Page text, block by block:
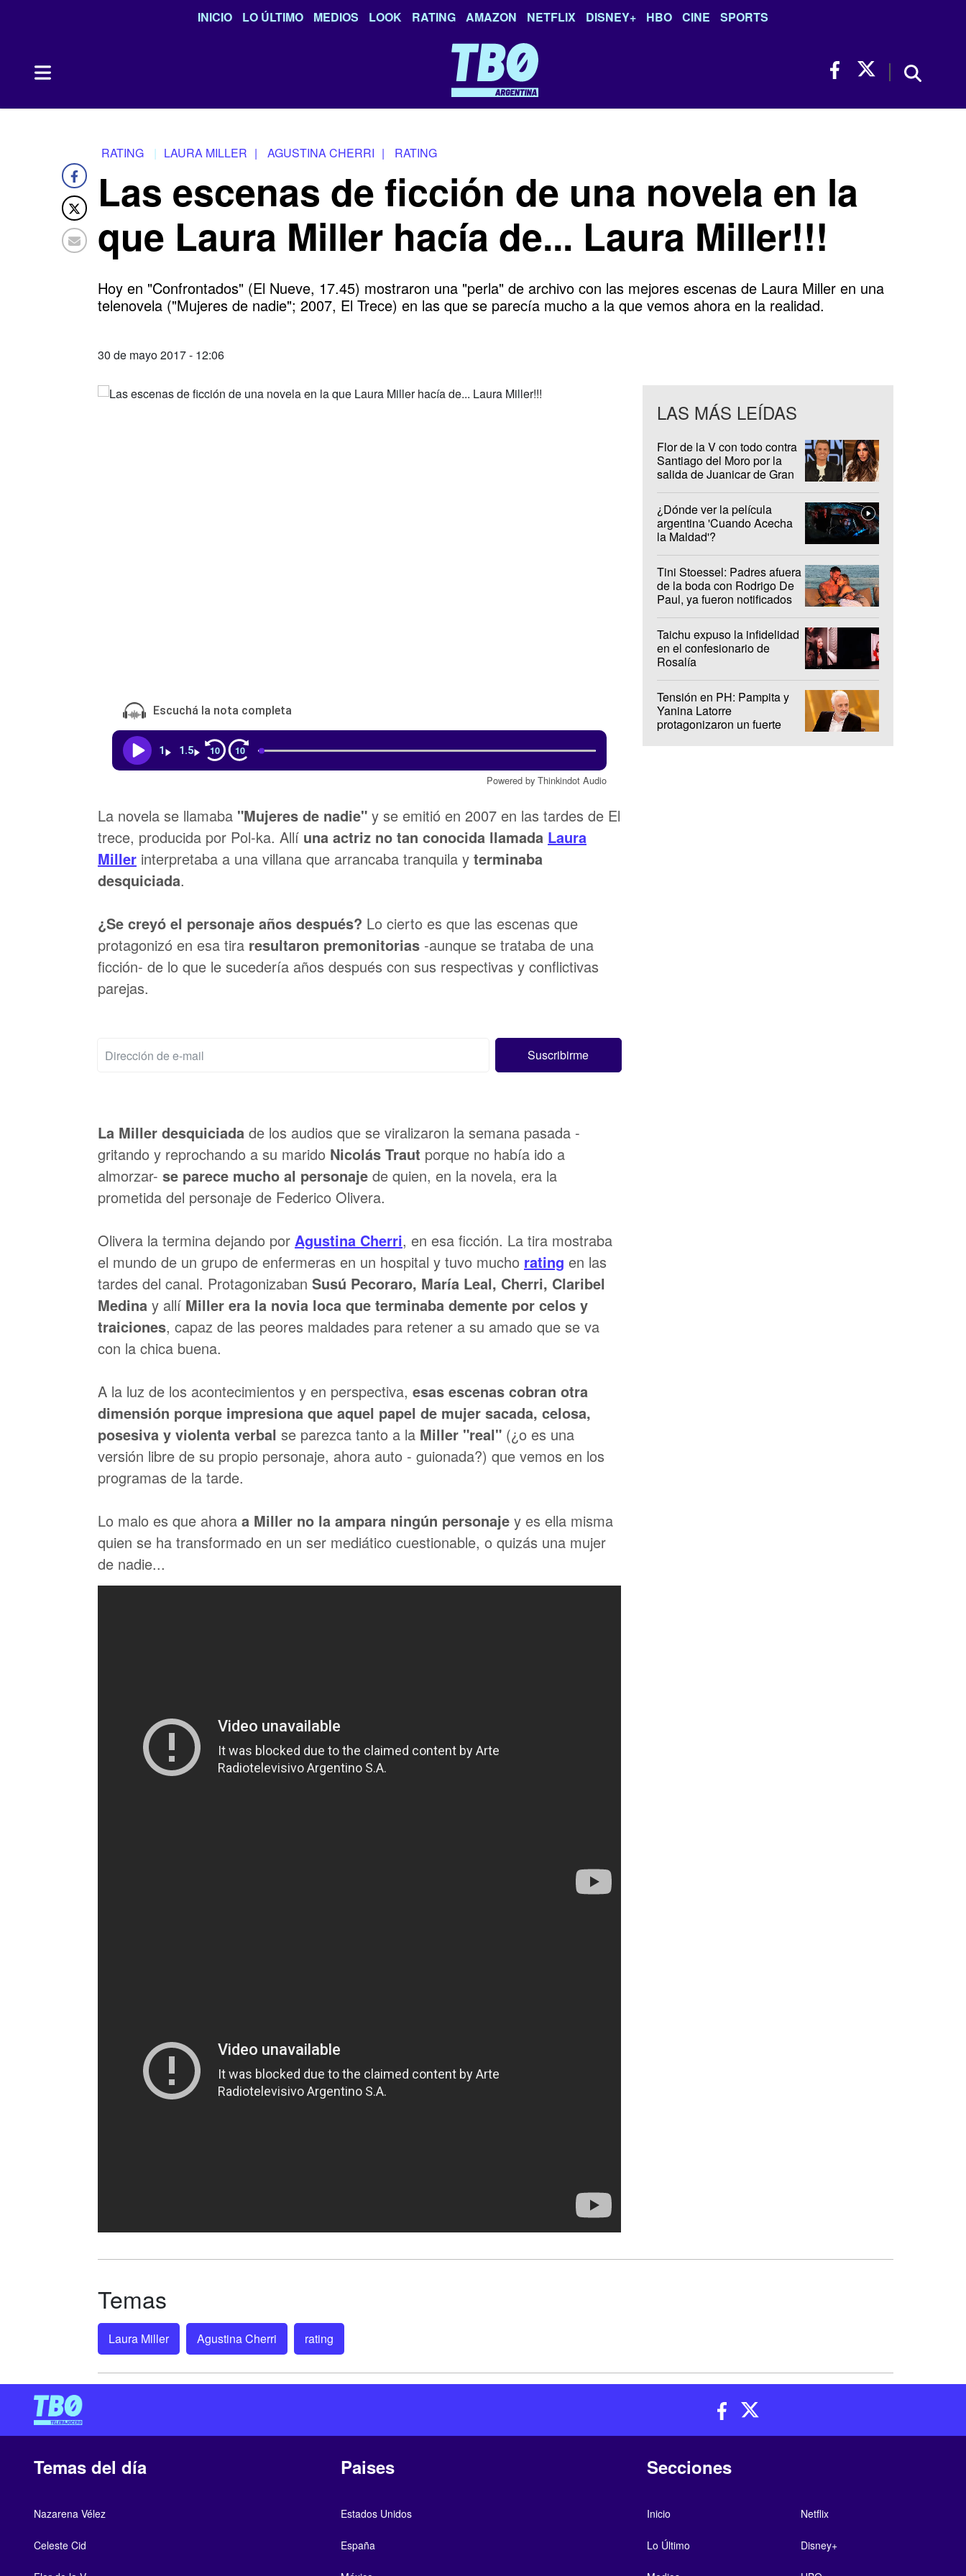
INICIO LO ÚLTIMO MEDIOS LOOK RATING AMAZON NETFLIX DISNEY+ HBO CINE SPORTS
RATING LAURA MILLER | AGUSTINA CHERRI | RATING
Las escenas de ficción de una novela en la
que Laura Miller hacía de... Laura Miller!!!
Hoy en "Confrontados" (El Nueve, 17.45) mostraron una "perla" de archivo con las mejores escenas de Laura Miller en una
telenovela ("Mujeres de nadie"; 2007, El Trece) en las que se parecía mucho a la que vemos ahora en la realidad.
30 de mayo 2017 - 12:06
Escuchá la nota completa
1 1.5 10 10
Powered by Thinkindot Audio
La novela se llamaba "Mujeres de nadie" y se emitió en 2007 en las tardes de El
trece, producida por Pol-ka. Allí una actriz no tan conocida llamada Laura
Miller interpretaba a una villana que arrancaba tranquila y terminaba
desquiciada.
¿Se creyó el personaje años después? Lo cierto es que las escenas que
protagonizó en esa tira resultaron premonitorias -aunque se trataba de una
ficción- de lo que le sucedería años después con sus respectivas y conflictivas
parejas.
La Miller desquiciada de los audios que se viralizaron la semana pasada -
gritando y reprochando a su marido Nicolás Traut porque no había ido a
almorzar- se parece mucho al personaje de quien, en la novela, era la
prometida del personaje de Federico Olivera.
Olivera la termina dejando por Agustina Cherri, en esa ficción. La tira mostraba
el mundo de un grupo de enfermeras en un hospital y tuvo mucho rating en las
tardes del canal. Protagonizaban Susú Pecoraro, María Leal, Cherri, Claribel
Medina y allí Miller era la novia loca que terminaba demente por celos y
traiciones, capaz de las peores maldades para retener a su amado que se va
con la chica buena.
A la luz de los acontecimientos y en perspectiva, esas escenas cobran otra
dimensión porque impresiona que aquel papel de mujer sacada, celosa,
posesiva y violenta verbal se parezca tanto a la Miller "real" (¿o es una
versión libre de su propio personaje, ahora auto - guionada?) que vemos en los
programas de la tarde.
Lo malo es que ahora a Miller no la ampara ningún personaje y es ella misma
quien se ha transformado en un ser mediático cuestionable, o quizás una mujer
de nadie...
LAS MÁS LEÍDAS
Flor de la V con todo contra
Santiago del Moro por la
salida de Juanicar de Gran
¿Dónde ver la película
argentina 'Cuando Acecha
la Maldad'?
Tini Stoessel: Padres afuera
de la boda con Rodrigo De
Paul, ya fueron notificados
Taichu expuso la infidelidad
en el confesionario de
Rosalía
Tensión en PH: Pampita y
Yanina Latorre
protagonizaron un fuerte
Temas
Laura Miller Agustina Cherri rating
Temas del día
Nazarena Vélez
Celeste Cid
Paises
Estados Unidos
España
Secciones
Inicio
Lo Último
Netflix
Disney+